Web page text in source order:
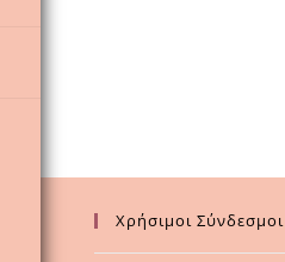
Χρήσιμοι Σύνδεσμοι